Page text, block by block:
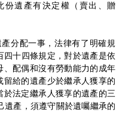
份遺產有決定權（賣出、贈
分配一事，法律有了明確規
四十四條規定，對於遺產是依
配偶和沒有勞動能力的成年
給的遺產少於繼承人獲享的
法定繼承人獲享的遺產的三
遺產，須遵守關於遺囑繼承的